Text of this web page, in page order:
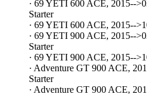
· 69 YETI 600 ACE, 2015--
Starter
· 69 YETI 600 ACE, 2015--
· 69 YETI 900 ACE, 2015--
Starter
· 69 YETI 900 ACE, 2015--
· Adventure GT 900 ACE,
Starter
· Adventure GT 900 ACE,